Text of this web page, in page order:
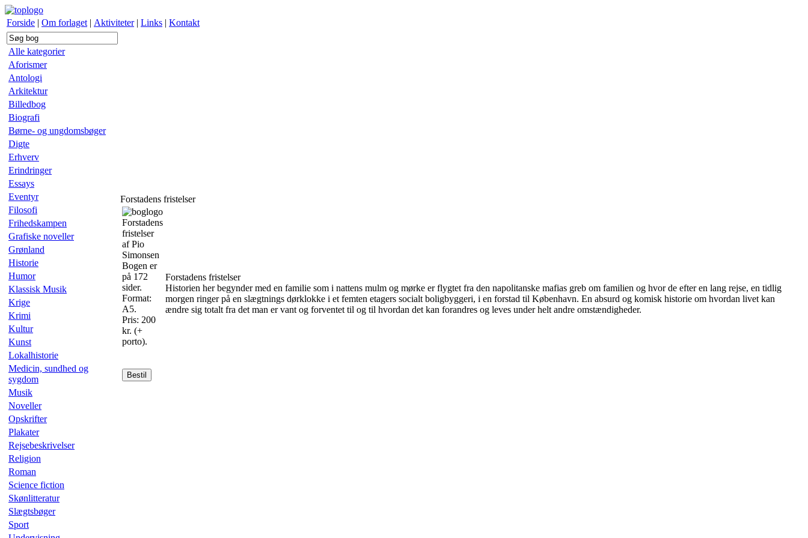
Forside | Om forlaget | Aktiviteter | Links | Kontakt
Alle kategorier
Aforismer
Antologi
Arkitektur
Billedbog
Biografi
Børne- og ungdomsbøger
Digte
Erhverv
Erindringer
Essays
Eventyr
Filosofi
Frihedskampen
Grafiske noveller
Grønland
Historie
Humor
Klassisk Musik
Krige
Krimi
Kultur
Kunst
Lokalhistorie
Medicin, sundhed og
sygdom
Musik
Noveller
Opskrifter
Plakater
Rejsebeskrivelser
Religion
Roman
Science fiction
Skønlitteratur
Slægtsbøger
Sport
Forstadens fristelser
Forstadens
fristelser
af Pio
Simonsen
Bogen er
på 172
sider.
Format:
A5.
Pris: 200
kr. (+
porto).
Bestil
Forstadens fristelser
Historien her begynder med en familie som i nattens mulm og mørke er flygtet fra den napolitanske mafias greb om familien og hvor de efter en lang rejse, en tidlig
morgen ringer på en slægtnings dørklokke i et femten etagers socialt boligbyggeri, i en forstad til København. En absurd og komisk historie om hvordan livet kan
ændre sig totalt fra det man er vant og forventet til og til hvordan det kan forandres og leves under helt andre omstændigheder.